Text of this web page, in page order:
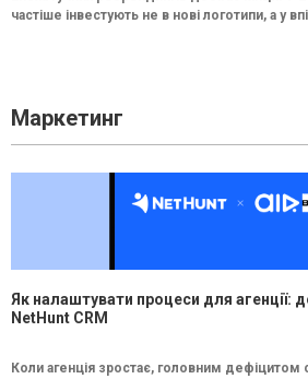
частіше інвестують не в нові логотипи, а у
Маркетинг
Як налаштувати процеси для агенції:
NetHunt CRM
Коли агенція зростає, головним